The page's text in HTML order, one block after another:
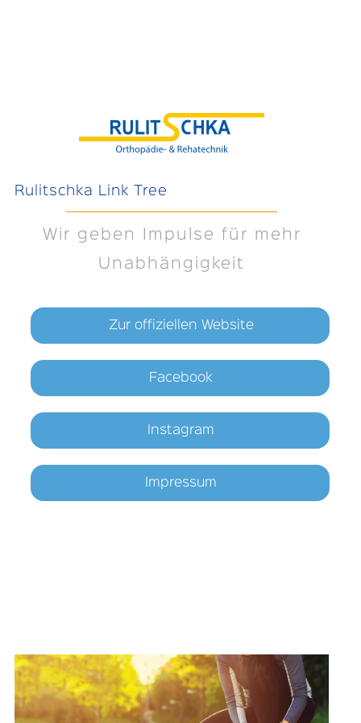
Rulitschka Link Tree
Wir geben Impulse für mehr
Unabhängigkeit
Zur offiziellen Website
Facebook
Instagram
Impressum